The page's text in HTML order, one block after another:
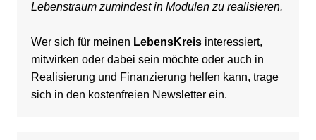
Lebenstraum zumindest in Modulen zu realisieren.
Wer sich für meinen LebensKreisinteressiert,
mitwirken oder dabei sein möchte oder auch in
Realisierung und Finanzierung helfen kann, trage
sich in den kostenfreien Newsletter ein.